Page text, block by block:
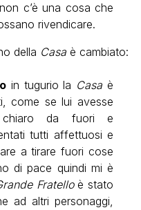
c’è una cosa che
rivendicare.
della Casa è cambiato:
in tugurio la Casa è
come se lui avesse
chiaro da fuori e
tutti affettuosi e
a tirare fuori cose
di pace quindi mi è
Fratelloè stato
ad altri personaggi,